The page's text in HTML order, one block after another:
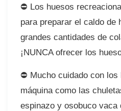
⛔ Los huesos
para preparar el caldo de
grandes cantidades de
¡NUNCA ofrecer los
⛔ Mucho cuidado con
máquina como las
espinazo y osobuco